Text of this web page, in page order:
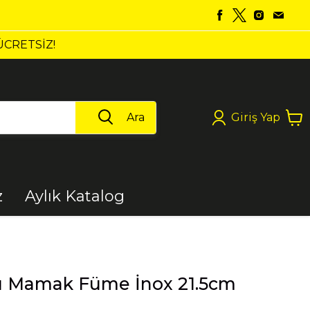
Ara Giriş Yap
Aletler
Aylık Katalog
Mamak Füme İnox 21.5cm